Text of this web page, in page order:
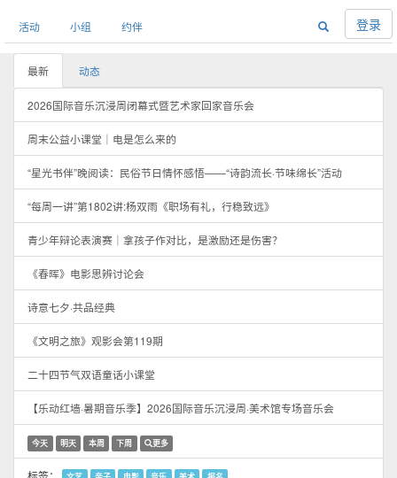
活动 小组 约伴 登录
最新 动态
2026国际音乐沉浸周闭幕式暨艺术家回家音乐会
周末公益小课堂｜电是怎么来的
“星光书伴”晚阅读：民俗节日情怀感悟——“诗韵流长·节味绵长”活动
“每周一讲”第1802讲:杨双雨《职场有礼，行稳致远》
青少年辩论表演赛｜拿孩子作对比，是激励还是伤害？
《春晖》电影思辨讨论会
诗意七夕·共品经典
《文明之旅》观影会第119期
二十四节气双语童话小课堂
【乐动红墙·暑期音乐季】2026国际音乐沉浸周·美术馆专场音乐会
今天 明天 本周 下周 更多
标签：